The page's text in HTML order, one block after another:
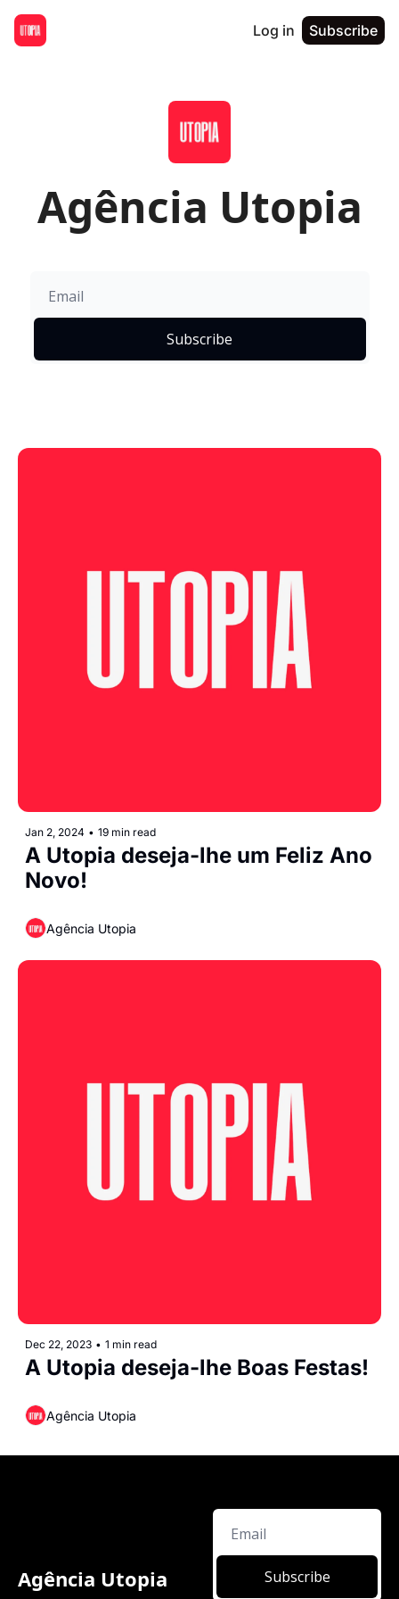
Log in Subscribe
Agência Utopia
Subscribe
Jan 2, 2024 • 19 min read
A Utopia deseja-lhe um Feliz Ano
Novo!
Agência Utopia
Dec 22, 2023 • 1 min read
A Utopia deseja-lhe Boas Festas!
Agência Utopia
Agência Utopia Subscribe